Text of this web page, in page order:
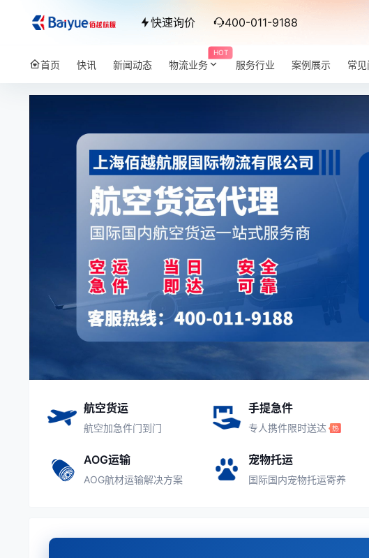
快速询价 400-011-9188
首页 快讯 新闻动态
HOT
物流业务 服务行业 案例展示 常
航空货运
航空加急件门到门
手提急件
专人携件限时送达
AOG运输
AOG航材运输解决方案
宠物托运
国际国内宠物托运寄养